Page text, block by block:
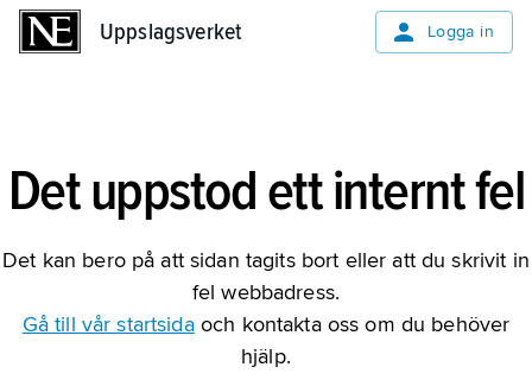
Uppslagsverket Logga in
Det uppstod ett internt fel
Det kan bero på att sidan tagits bort eller att du skrivit in
fel webbadress.
Gå till vår startsidaoch kontakta oss om du behöver
hjälp.